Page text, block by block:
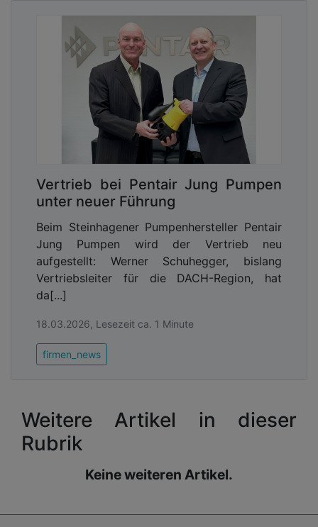
Vertrieb bei Pentair Jung Pumpen
unter neuer Führung
Beim Steinhagener Pumpenhersteller Pentair
Jung Pumpen wird der Vertrieb neu
aufgestellt: Werner Schuhegger, bislang
Vertriebsleiter für die DACH-Region, hat
da[...]
18.03.2026, Lesezeit ca. 1 Minute
firmen_news
Weitere Artikel in dieser
Rubrik
Keine weiteren Artikel.